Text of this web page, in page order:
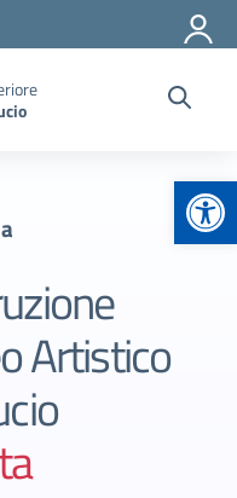
Artistico